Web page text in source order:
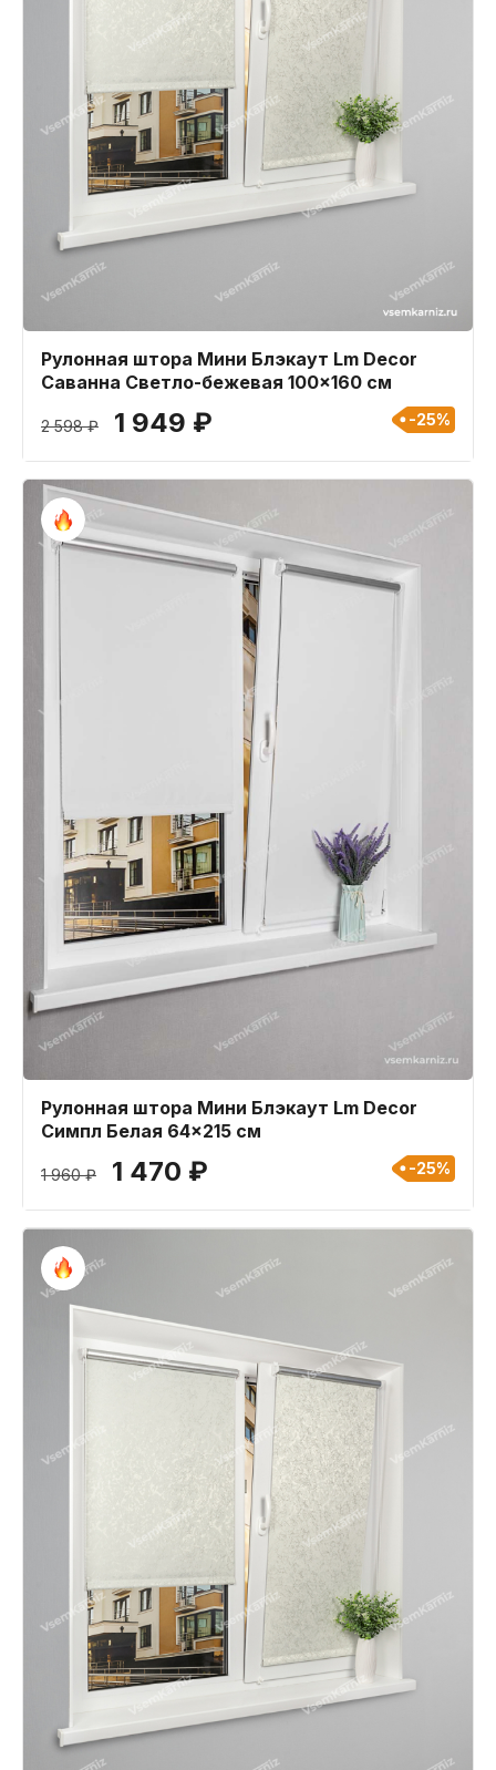
Рулонная штора Мини Блэкаут Lm Decor
Саванна Светло-бежевая 100x160 см
2 598 ₽ 1 949 ₽ -25%
Рулонная штора Мини Блэкаут Lm Decor
Симпл Белая 64x215 см
1 960 ₽ 1 470 ₽ -25%